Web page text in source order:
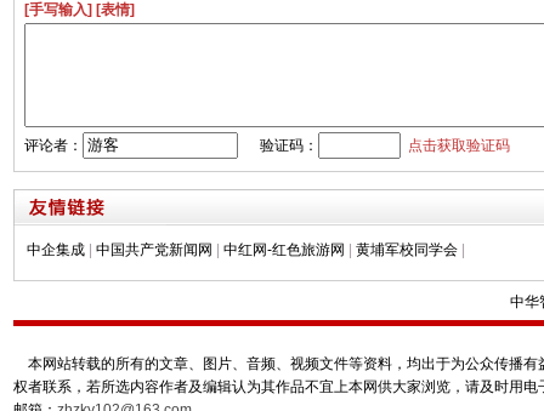
[手写输入] [表情]
评论者： 验证码： 点击获取验证码
中企集成 中国共产党新闻网 中红网-红色旅游网 黄埔军校同学会
中华
本网站转载的所有的文章、图片、音频、视频文件等资料，均出于为公众传播
权者联系，若所选内容作者及编辑认为其作品不宜上本网供大家浏览，请及时用